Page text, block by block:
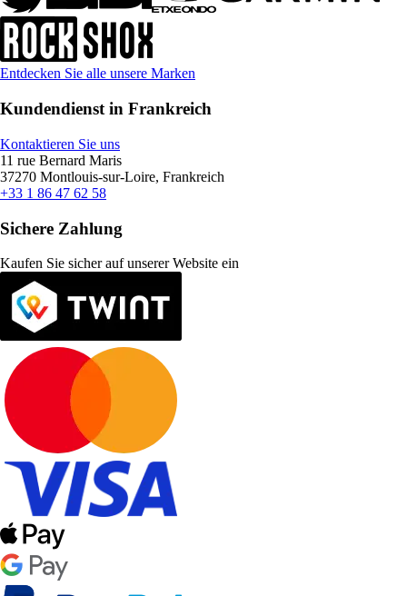
Entdecken Sie alle unsere Marken
Kundendienst in Frankreich
Kontaktieren Sie uns
11 rue Bernard Maris
37270 Montlouis-sur-Loire, Frankreich
+33 1 86 47 62 58
Sichere Zahlung
Kaufen Sie sicher auf unserer Website ein